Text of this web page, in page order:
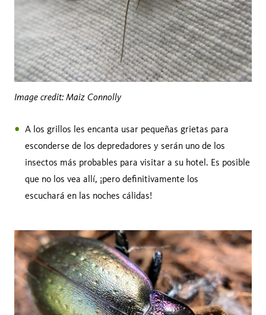
Image credit: Maiz Connolly
A los grillos les encanta usar pequeñas grietas para
esconderse de los depredadores y serán uno de los
insectos más probables para visitar a su hotel. Es posible
que no los vea allí, ¡pero definitivamente los
escuchará en las noches cálidas!